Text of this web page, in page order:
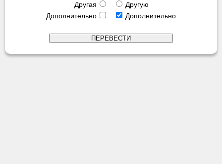
Другая
Дополнительно
Другую
Дополнительно